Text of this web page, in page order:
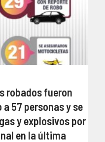
robados fueron
57 personas y se
y explosivos por
en la última